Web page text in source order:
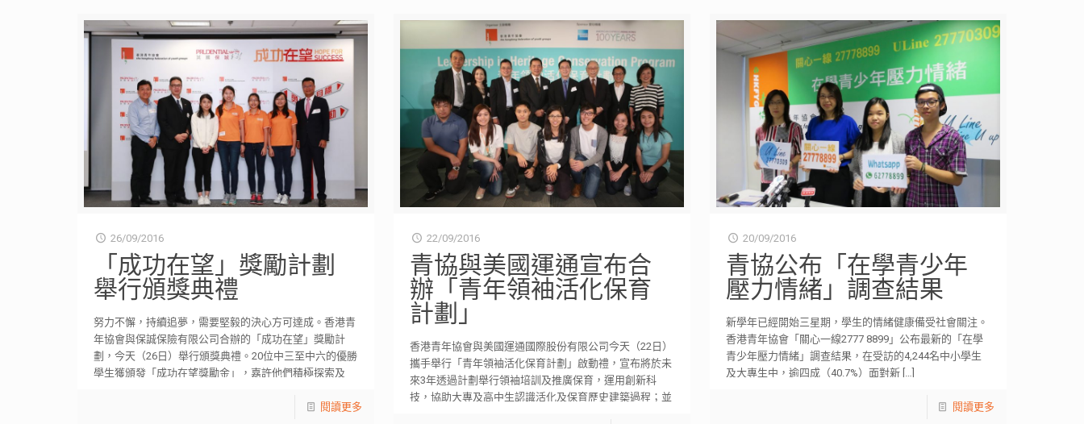
26/09/2016
「成功在望」獎勵計劃
舉行頒獎典禮
努力不懈，持續追夢，需要堅毅的決心方可達成。香港青
年協會與保誠保險有限公司合辦的「成功在望」獎勵計
劃，今天（26日）舉行頒獎典禮。20位中三至中六的優勝
學生獲頒發「成功在望獎勵金」，嘉許他們積極探索及
閱讀更多
22/09/2016
青協與美國運通宣布合
辦「青年領袖活化保育
計劃」
香港青年協會與美國運通國際股份有限公司今天（22日）
攜手舉行「青年領袖活化保育計劃」啟動禮，宣布將於未
來3年透過計劃舉行領袖培訓及推廣保育，運用創新科
技，協助大專及高中生認識活化及保育歷史建築過程；並
20/09/2016
青協公布「在學青少年
壓力情緒」調查結果
新學年已經開始三星期，學生的情緒健康備受社會關注。
香港青年協會「關心一線2777 8899」公布最新的「在學
青少年壓力情緒」調查結果，在受訪的4,244名中小學生
及大專生中，逾四成（40.7%）面對新[…]
閱讀更多